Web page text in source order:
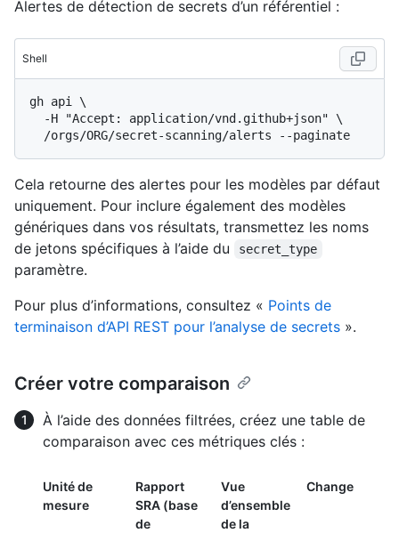
Alertes de détection de secrets d’un référentiel :
Shell
gh api \
Cela retourne des alertes pour les modèles par défaut
uniquement. Pour inclure également des modèles
génériques dans vos résultats, transmettez les noms
de jetons spécifiques à l’aide du
secret_type
paramètre.
Pour plus d’informations, consultez « Points de
terminaison d’API REST pour l’analyse de secrets ».
Créer votre comparaison
À l’aide des données filtrées, créez une table de
comparaison avec ces métriques clés :
Unité de
mesure
Rapport
SRA (base
de
Vue
d’ensemble
de la
Change